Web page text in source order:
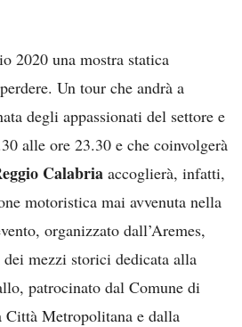
2020 una mostra statica
Un tour che andrà a
degli appassionati del settore e
alle ore 23.30 e che coinvolgerà
Calabria accoglierà, infatti,
motoristica mai avvenuta nella
organizzato dall’Aremes,
mezzi storici dedicata alla
patrocinato dal Comune di
Metropolitana e dalla